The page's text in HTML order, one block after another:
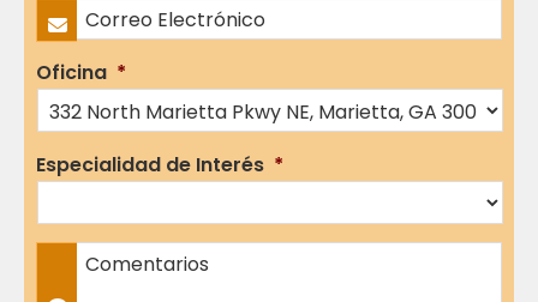
Correo Electrónico *
Oficina *
Especialidad de Interés *
Comentarios